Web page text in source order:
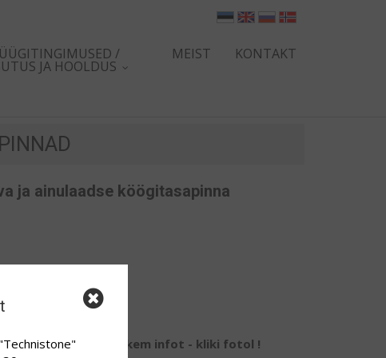
/
JA HOOLDUS
MEIST KONTAKT
ja ainulaadse köögitasapinna
mõõdud.
Rohkem infot - kliki fotol !